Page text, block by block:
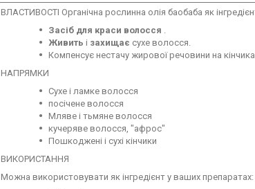
ВЛАСТИВОСТІ Органічна рослинна олія баобаба як
Засіб для краси волосся .
Живить і захищає сухе волосся.
Компенсує нестачу жирової речовини на
НАПРЯМКИ
Сухе і ламке волосся
посічене волосся
Мляве і тьмяне волосся
кучеряве волосся, "афрос"
Пошкоджені і сухі кінчики
ВИКОРИСТАННЯ
Можна використовувати як інгредієнт у ваших препаратах: